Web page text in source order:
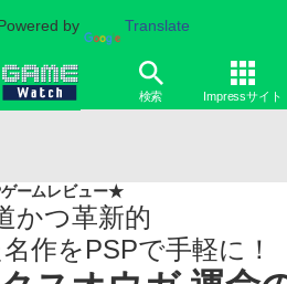
by Translate
検索 Impressサイト
ームレビュー★
かつ革新的
作をPSPで手軽に！